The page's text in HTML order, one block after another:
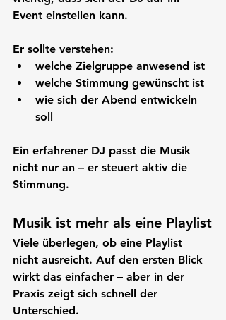
Event einstellen kann.
Er sollte verstehen:
welche Zielgruppe anwesend ist
welche Stimmung gewünscht ist
wie sich der Abend entwickeln
soll
Ein erfahrener DJ passt die Musik
nicht nur an – er steuert aktiv die
Stimmung.
Musik ist mehr als eine Playlist
Viele überlegen, ob eine Playlist
nicht ausreicht. Auf den ersten Blick
wirkt das einfacher – aber in der
Praxis zeigt sich schnell der
Unterschied.